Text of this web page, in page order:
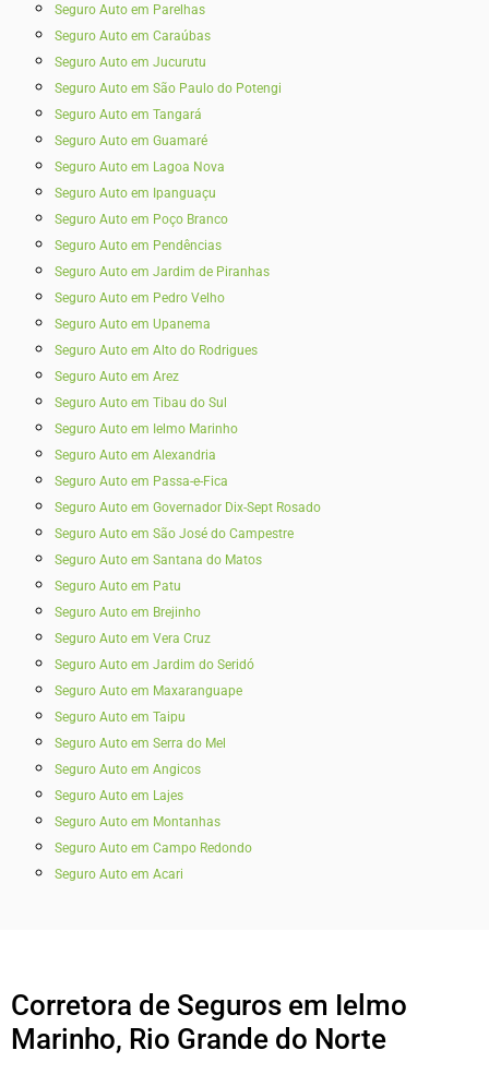
Seguro Auto em Parelhas
Seguro Auto em Caraúbas
Seguro Auto em Jucurutu
Seguro Auto em São Paulo do Potengi
Seguro Auto em Tangará
Seguro Auto em Guamaré
Seguro Auto em Lagoa Nova
Seguro Auto em Ipanguaçu
Seguro Auto em Poço Branco
Seguro Auto em Pendências
Seguro Auto em Jardim de Piranhas
Seguro Auto em Pedro Velho
Seguro Auto em Upanema
Seguro Auto em Alto do Rodrigues
Seguro Auto em Arez
Seguro Auto em Tibau do Sul
Seguro Auto em Ielmo Marinho
Seguro Auto em Alexandria
Seguro Auto em Passa-e-Fica
Seguro Auto em Governador Dix-Sept Rosado
Seguro Auto em São José do Campestre
Seguro Auto em Santana do Matos
Seguro Auto em Patu
Seguro Auto em Brejinho
Seguro Auto em Vera Cruz
Seguro Auto em Jardim do Seridó
Seguro Auto em Maxaranguape
Seguro Auto em Taipu
Seguro Auto em Serra do Mel
Seguro Auto em Angicos
Seguro Auto em Lajes
Seguro Auto em Montanhas
Seguro Auto em Campo Redondo
Seguro Auto em Acari
Corretora de Seguros em Ielmo
Marinho, Rio Grande do Norte